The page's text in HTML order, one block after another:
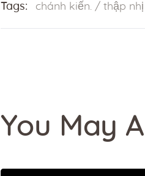
Tags: chánh kiến. / thập
You May